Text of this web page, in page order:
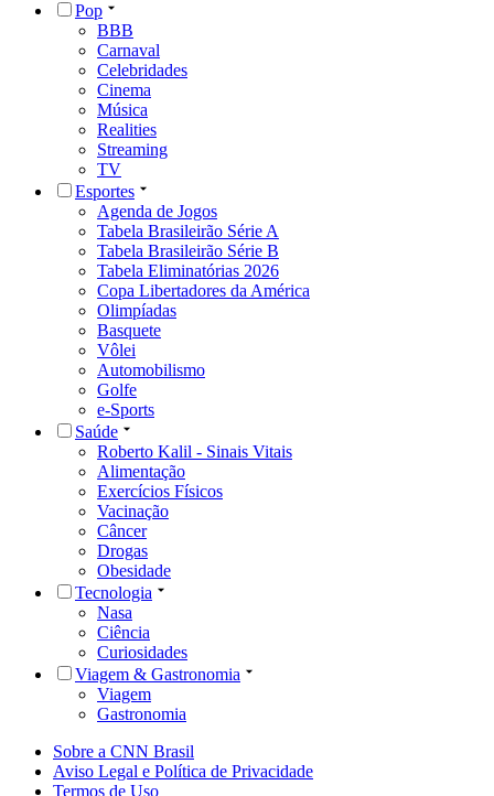
Pop
BBB
Carnaval
Celebridades
Cinema
Música
Realities
Streaming
TV
Esportes
Agenda de Jogos
Tabela Brasileirão Série A
Tabela Brasileirão Série B
Tabela Eliminatórias 2026
Copa Libertadores da América
Olimpíadas
Basquete
Vôlei
Automobilismo
Golfe
e-Sports
Saúde
Roberto Kalil - Sinais Vitais
Alimentação
Exercícios Físicos
Vacinação
Câncer
Drogas
Obesidade
Tecnologia
Nasa
Ciência
Curiosidades
Viagem & Gastronomia
Viagem
Gastronomia
Sobre a CNN Brasil
Aviso Legal e Política de Privacidade
Termos de Uso